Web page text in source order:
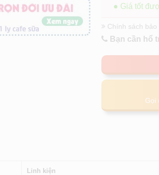
● Giá tốt
Chính sách
Bạn cần hổ
Gọi
Linh kiện